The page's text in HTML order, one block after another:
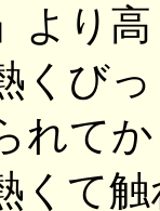
より
くび
れて
くて